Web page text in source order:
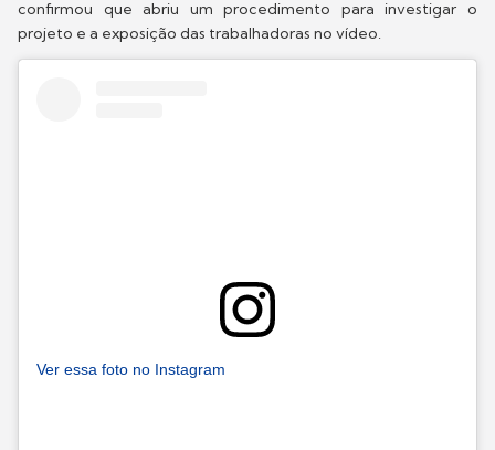
confirmou que abriu um procedimento para investigar o
projeto e a exposição das trabalhadoras no vídeo.
Ver essa foto no Instagram